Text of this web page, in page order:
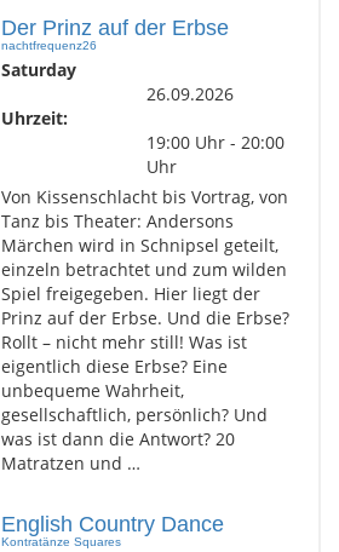
Der Prinz auf der Erbse
nachtfrequenz26
Saturday
26.09.2026
Uhrzeit:
19:00 Uhr - 20:00
Uhr
Von Kissenschlacht bis Vortrag, von
Tanz bis Theater: Andersons
Märchen wird in Schnipsel geteilt,
einzeln betrachtet und zum wilden
Spiel freigegeben. Hier liegt der
Prinz auf der Erbse. Und die Erbse?
Rollt – nicht mehr still! Was ist
eigentlich diese Erbse? Eine
unbequeme Wahrheit,
gesellschaftlich, persönlich? Und
was ist dann die Antwort? 20
Matratzen und …
English Country Dance
Kontratänze Squares